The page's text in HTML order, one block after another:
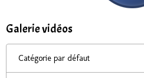
Galerie vidéos
Catégorie par défaut